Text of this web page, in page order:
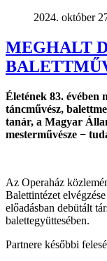
2024. október
MEGHALT
Életének 83. évében
táncművész,
tanár, a Magyar
mesterművésze −
Az Operaház
Balettintézet
előadásban debütált
balettegyüttesében.
Partnere későbbi